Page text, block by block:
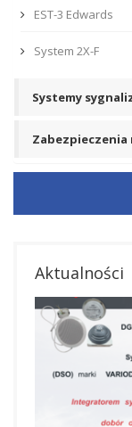
EST-3 Edwards
System 2X-F
Systemy
Aktualności